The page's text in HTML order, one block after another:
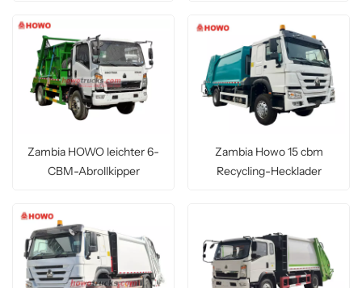
Zambia HOWO leichter 6-
CBM-Abrollkipper
Zambia Howo 15 cbm
Recycling-Hecklader